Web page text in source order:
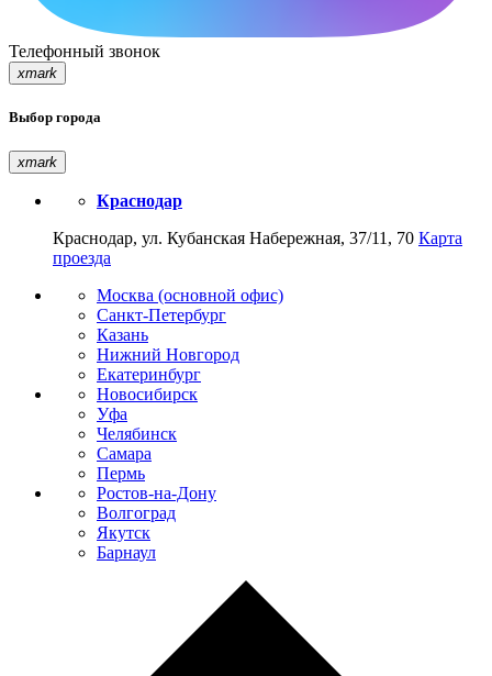
Телефонный звонок
xmark
Выбор города
xmark
Краснодар
Краснодар, ул. Кубанская Набережная, 37/11, 70 Карта
проезда
Москва (основной офис)
Санкт-Петербург
Казань
Нижний Новгород
Екатеринбург
Новосибирск
Уфа
Челябинск
Самара
Пермь
Ростов-на-Дону
Волгоград
Якутск
Барнаул